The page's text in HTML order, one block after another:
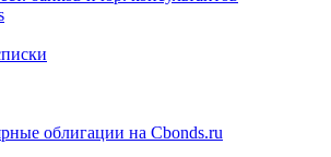
Onshore
банков и юр. консультантов